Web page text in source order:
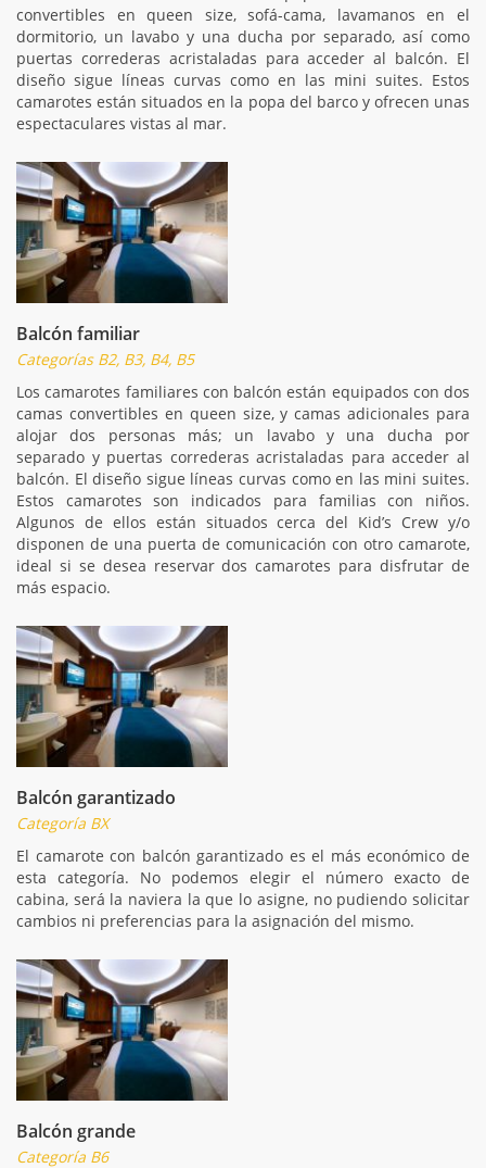
convertibles en queen size, sofá-cama, lavamanos en el
dormitorio, un lavabo y una ducha por separado, así como
puertas correderas acristaladas para acceder al balcón. El
diseño sigue líneas curvas como en las mini suites. Estos
camarotes están situados en la popa del barco y ofrecen unas
espectaculares vistas al mar.
Balcón familiar
Categorías B2, B3, B4, B5
Los camarotes familiares con balcón están equipados con dos
camas convertibles en queen size, y camas adicionales para
alojar dos personas más; un lavabo y una ducha por
separado y puertas correderas acristaladas para acceder al
balcón. El diseño sigue líneas curvas como en las mini suites.
Estos camarotes son indicados para familias con niños.
Algunos de ellos están situados cerca del Kid’s Crew y/o
disponen de una puerta de comunicación con otro camarote,
ideal si se desea reservar dos camarotes para disfrutar de
más espacio.
Balcón garantizado
Categoría BX
El camarote con balcón garantizado es el más económico de
esta categoría. No podemos elegir el número exacto de
cabina, será la naviera la que lo asigne, no pudiendo solicitar
cambios ni preferencias para la asignación del mismo.
Balcón grande
Categoría B6